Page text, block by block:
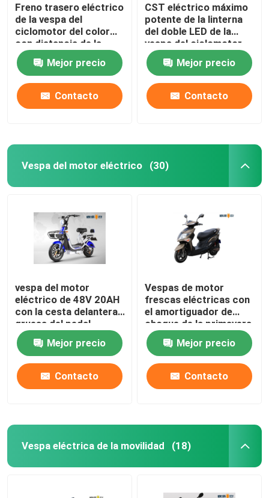
Freno trasero eléctrico
de la vespa del
ciclomotor del color
con distancia de la
gama de la cerradura
los 60kmMejor precio
Contacto
CST eléctrico máximo
potente de la linterna
del doble LED de la
vespa del ciclomotor
de la velocidad los
50km sin tubo
Mejor precio
Contacto
Vespa del motor eléctrico (30)
vespa del motor
eléctrico de 48V 20AH
con la cesta delantera
gruesa del pedal
Mejor precio
Contacto
Vespas de motor
frescas eléctricas con
el amortiguador de
choque de la primavera
del doble de
OverstrikingMejor precio
Contacto
Vespa eléctrica de la movilidad (18)